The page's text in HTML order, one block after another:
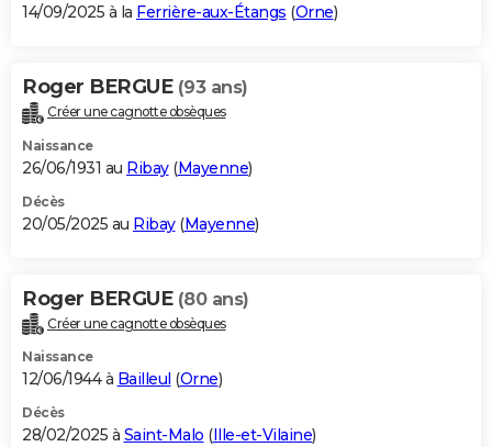
14/09/2025 à la Ferrière-aux-Étangs (Orne)
Roger BERGUE (93 ans)
Créer une cagnotte obsèques
Naissance
26/06/1931 au Ribay(Mayenne)
Décès
20/05/2025 au Ribay(Mayenne)
Roger BERGUE (80 ans)
Créer une cagnotte obsèques
Naissance
12/06/1944 à Bailleul (Orne)
Décès
28/02/2025 à Saint-Malo (Ille-et-Vilaine)